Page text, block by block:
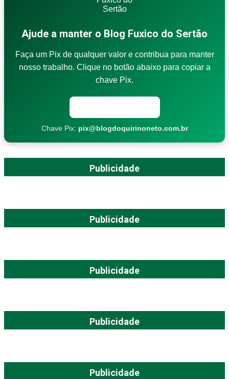
Ajude a manter o Blog Fuxico do Sertão
Faça um Pix de qualquer valor e contribua para manter
nosso trabalho. Clique no botão abaixo para copiar a
chave Pix.
Chave Pix: pix@blogdoquirinoneto.com.br
Publicidade
Publicidade
Publicidade
Publicidade
Publicidade